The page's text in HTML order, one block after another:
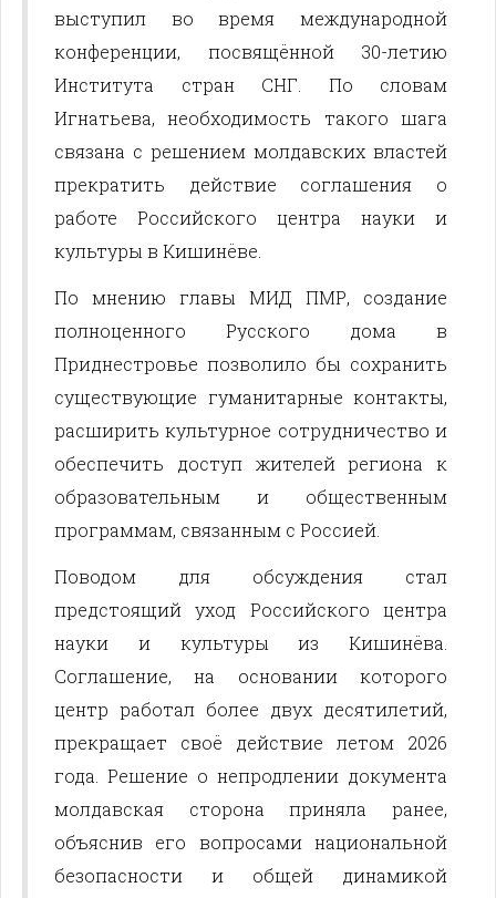
выступил во время международной
конференции, посвящённой 30-летию
Института стран СНГ. По словам
Игнатьева, необходимость такого шага
связана с решением молдавских властей
прекратить действие соглашения о
работе Российского центра науки и
культуры в Кишинёве.
По мнению главы МИД ПМР, создание
полноценного Русского дома в
Приднестровье позволило бы сохранить
существующие гуманитарные контакты,
расширить культурное сотрудничество и
обеспечить доступ жителей региона к
образовательным и общественным
программам, связанным с Россией.
Поводом для обсуждения стал
предстоящий уход Российского центра
науки и культуры из Кишинёва.
Соглашение, на основании которого
центр работал более двух десятилетий,
прекращает своё действие летом 2026
года. Решение о непродлении документа
молдавская сторона приняла ранее,
объяснив его вопросами национальной
безопасности и общей динамикой